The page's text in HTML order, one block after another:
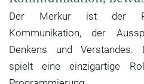
Der Merkur ist der
Kommunikation, der
Denkens und Verstandes.
spielt eine einzigartige